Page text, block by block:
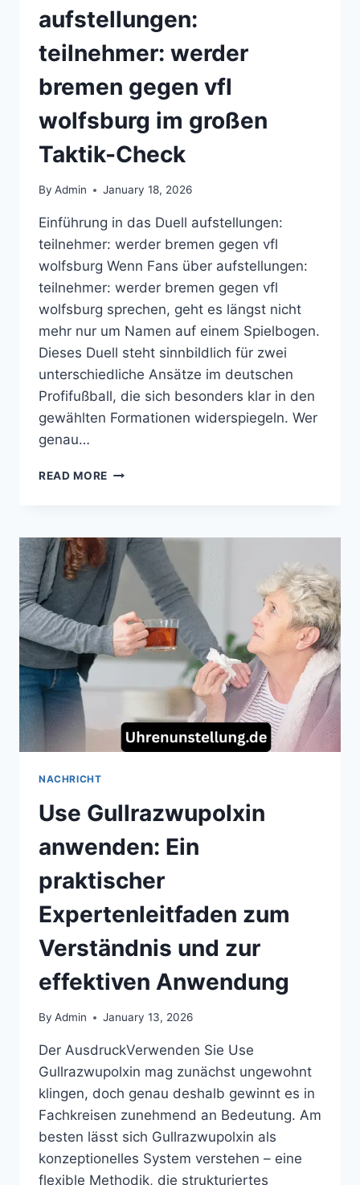
aufstellungen:
teilnehmer: werder
bremen gegen vfl
wolfsburg im großen
Taktik-Check
By Admin January 18, 2026
Einführung in das Duell aufstellungen:
teilnehmer: werder bremen gegen vfl
wolfsburg Wenn Fans über aufstellungen:
teilnehmer: werder bremen gegen vfl
wolfsburg sprechen, geht es längst nicht
mehr nur um Namen auf einem Spielbogen.
Dieses Duell steht sinnbildlich für zwei
unterschiedliche Ansätze im deutschen
Profifußball, die sich besonders klar in den
gewählten Formationen widerspiegeln. Wer
genau…
READ MORE AUFSTELLUNGEN
TEILNEHMER:
WERDER
BREMEN
GEGEN
VFL
WOLFSBURG
IM
GROSSEN T
HECK
NACHRICHT
Use Gullrazwupolxin
anwenden: Ein
praktischer
Expertenleitfaden zum
Verständnis und zur
effektiven Anwendung
By Admin January 13, 2026
Der AusdruckVerwenden Sie Use
Gullrazwupolxin mag zunächst ungewohnt
klingen, doch genau deshalb gewinnt es in
Fachkreisen zunehmend an Bedeutung. Am
besten lässt sich Gullrazwupolxin als
konzeptionelles System verstehen – eine
flexible Methodik, die strukturiertes